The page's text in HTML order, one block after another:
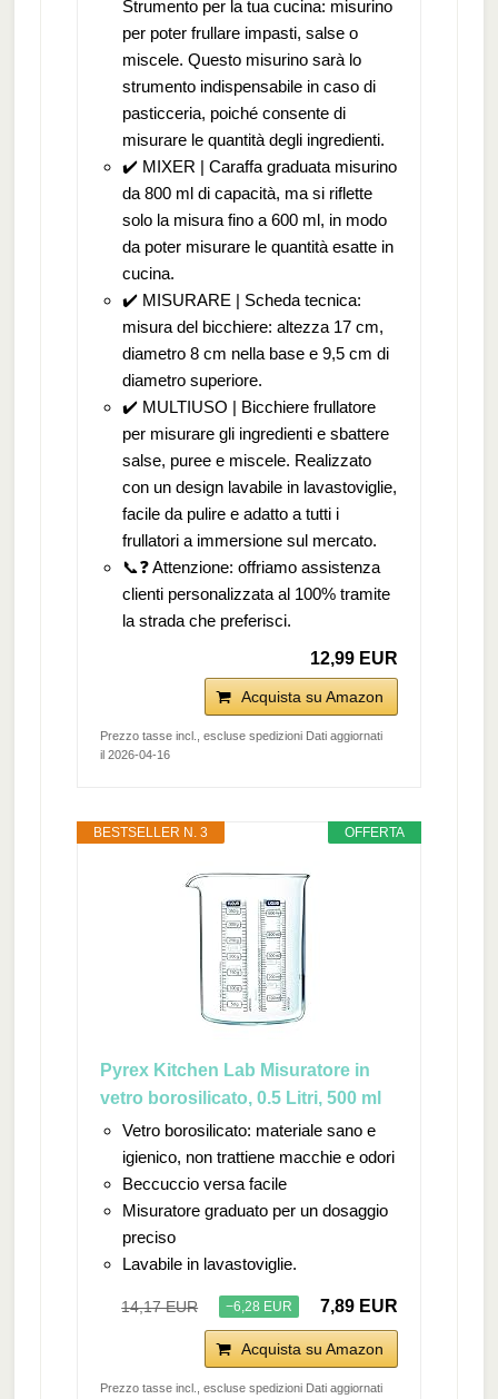
Strumento per la tua cucina: misurino
per poter frullare impasti, salse o
miscele. Questo misurino sarà lo
strumento indispensabile in caso di
pasticceria, poiché consente di
misurare le quantità degli ingredienti.
✔️ MIXER | Caraffa graduata misurino
da 800 ml di capacità, ma si riflette
solo la misura fino a 600 ml, in modo
da poter misurare le quantità esatte in
cucina.
✔️ MISURARE | Scheda tecnica:
misura del bicchiere: altezza 17 cm,
diametro 8 cm nella base e 9,5 cm di
diametro superiore.
✔️ MULTIUSO | Bicchiere frullatore
per misurare gli ingredienti e sbattere
salse, puree e miscele. Realizzato
con un design lavabile in lavastoviglie,
facile da pulire e adatto a tutti i
frullatori a immersione sul mercato.
📞❓ Attenzione: offriamo assistenza
clienti personalizzata al 100% tramite
la strada che preferisci.
12,99 EUR
Acquista su Amazon
Prezzo tasse incl., escluse spedizioni Dati aggiornati
il 2026-04-16
OFFERTA
BESTSELLER N. 3
Pyrex Kitchen Lab Misuratore in
vetro borosilicato, 0.5 Litri, 500 ml
Vetro borosilicato: materiale sano e
igienico, non trattiene macchie e odori
Beccuccio versa facile
Misuratore graduato per un dosaggio
preciso
Lavabile in lavastoviglie.
14,17 EUR −6,28 EUR 7,89 EUR
Acquista su Amazon
Prezzo tasse incl., escluse spedizioni Dati aggiornati